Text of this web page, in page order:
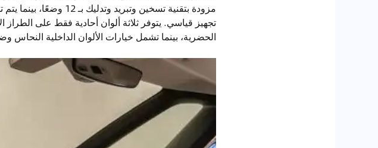
مزودة بتقنية تسخين
تجهيز قياسي. يتوفر ثلاثة ألوان أحادية فقط على الطراز
الحضرية، بينما تشمل خيارات الألوان الداخلية النحاس